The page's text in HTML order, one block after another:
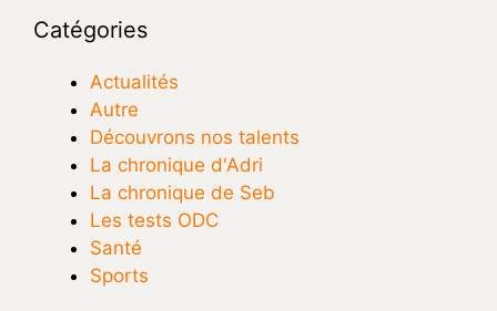
Catégories
Actualités
Autre
Découvrons nos talents
La chronique d'Adri
La chronique de Seb
Les tests ODC
Santé
Sports